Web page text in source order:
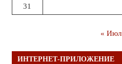
31
« Июл
ИНТЕРНЕТ-ПРИЛОЖЕНИЕ